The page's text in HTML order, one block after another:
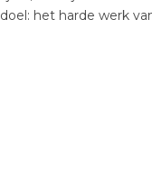
doel: het harde werk